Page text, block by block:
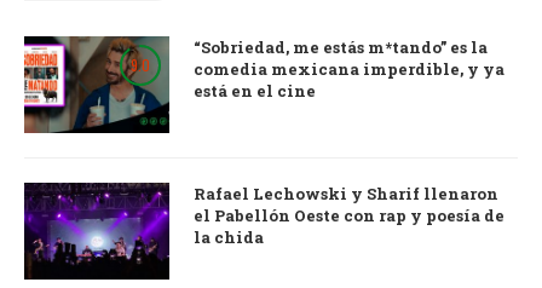
9.0
“Sobriedad, me estás m*tando” es la
comedia mexicana imperdible, y ya
está en el cine
Rafael Lechowski y Sharif llenaron
el Pabellón Oeste con rap y poesía de
la chida